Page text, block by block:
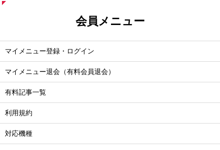
会員メニュー
マイメニュー登録・ログイン
マイメニュー退会（有料会員退会）
有料記事一覧
利用規約
対応機種